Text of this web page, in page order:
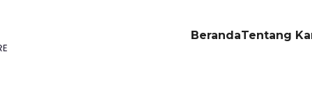
BerandaTentang